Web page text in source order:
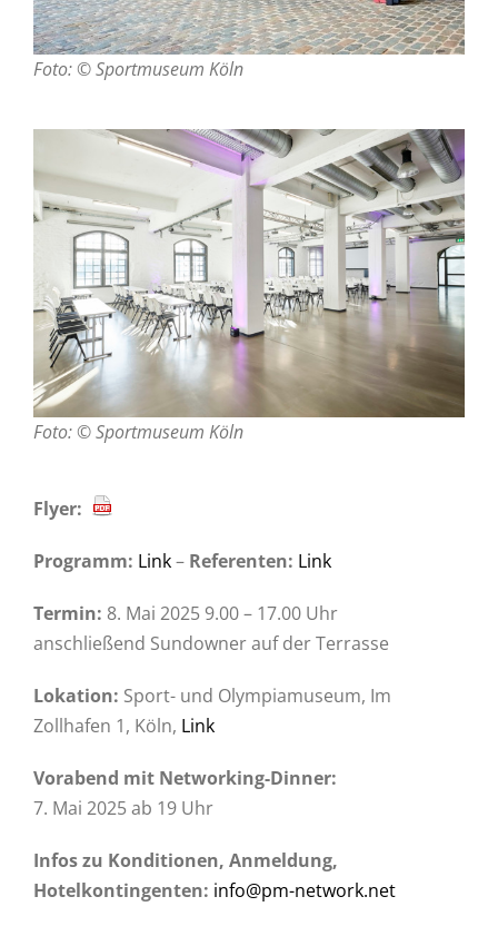
Foto: © Sportmuseum Köln
Foto: © Sportmuseum Köln
Flyer:
Programm: Link– Referenten: Link
Termin: 8. Mai 2025 9.00 – 17.00 Uhr
anschließend Sundowner auf der Terrasse
Lokation: Sport- und Olympiamuseum, Im
Zollhafen 1, Köln, Link
Vorabend mit Networking-Dinner:
7. Mai 2025 ab 19 Uhr
Infos zu Konditionen, Anmeldung,
Hotelkontingenten: info@pm-network.net